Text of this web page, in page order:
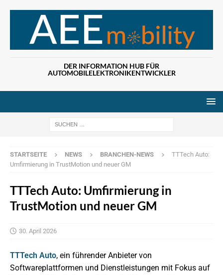
DER INFORMATION HUB FÜR
AUTOMOBILELEKTRONIKENTWICKLER
STARTSEITE NEWS BRANCHEN-NEWS
TTTech Auto:
Umfirmierung in TrustMotion und neuer GM
TTTech Auto: Umfirmierung in
TrustMotion und neuer GM
30. April 2026
TTTech Auto, ein führender Anbieter von
Softwareplattformen und Dienstleistungen mit Fokus auf